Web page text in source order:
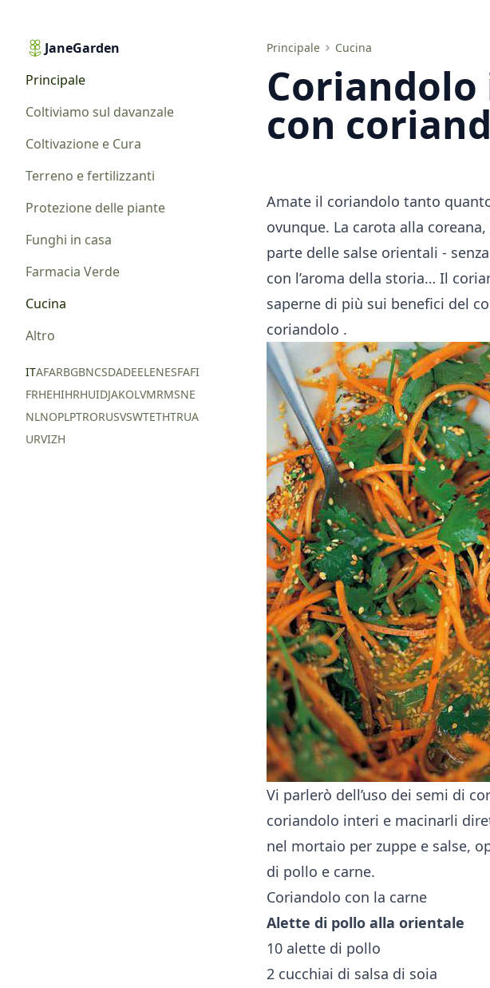
JaneGarden
Principale
Coltiviamo sul davanzale
Coltivazione e Cura
Terreno e fertilizzanti
Protezione delle piante
Funghi in casa
Farmacia Verde
Cucina
Altro
ITAFARBGBNCSDADEELENESFAFI
FRHEHIHRHUIDJAKOLVMRMSNE
NLNOPLPTRORUSVSWTETHTRUA
URVIZH
Principale Cucina
Coriandolo in cucina. Piatti con coriandolo
con
Amate il coriandolo tanto
ovunque. La carota alla
parte delle salse orientali -
con l’aroma della storia… Il
saperne di più sui benefici del
coriandolo .
Vi parlerò dell’uso dei semi di
coriandolo interi e macinarli
nel mortaio per zuppe e salse,
di pollo e carne.
Coriandolo con la carne
Alette di pollo alla orientale
10 alette di pollo
2 cucchiai di salsa di soia